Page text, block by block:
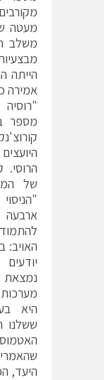
מעטה
משלב
הייתה
אמירה
הרוסי.
האויב:
היא
ששלנו
היעד,